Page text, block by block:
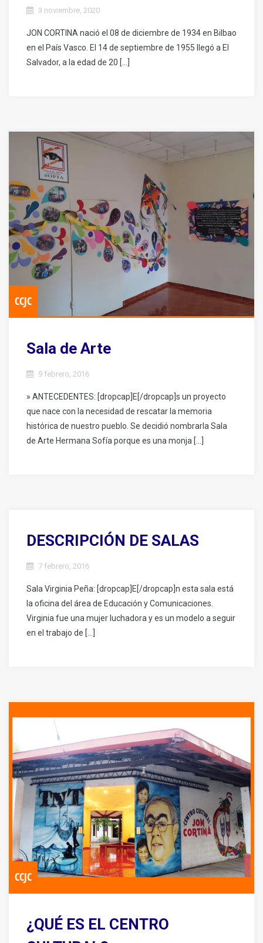
3 noviembre, 2020
JON CORTINA nació el 08 de diciembre de 1934 en Bilbao
en el País Vasco. El 14 de septiembre de 1955 llegó a El
Salvador, a la edad de 20 […]
CCJC
Sala de Arte
9 febrero, 2016
» ANTECEDENTES: [dropcap]E[/dropcap]s un proyecto
que nace con la necesidad de rescatar la memoria
histórica de nuestro pueblo. Se decidió nombrarla Sala
de Arte Hermana Sofía porque es una monja […]
DESCRIPCIÓN DE SALAS
7 febrero, 2016
Sala Virginia Peña: [dropcap]E[/dropcap]n esta sala está
la oficina del área de Educación y Comunicaciones.
Virginia fue una mujer luchadora y es un modelo a seguir
en el trabajo de […]
CCJC
¿QUÉ ES EL CENTRO